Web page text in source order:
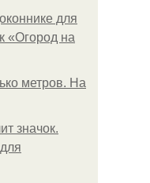
для
«Огород на
метров. На
значок.